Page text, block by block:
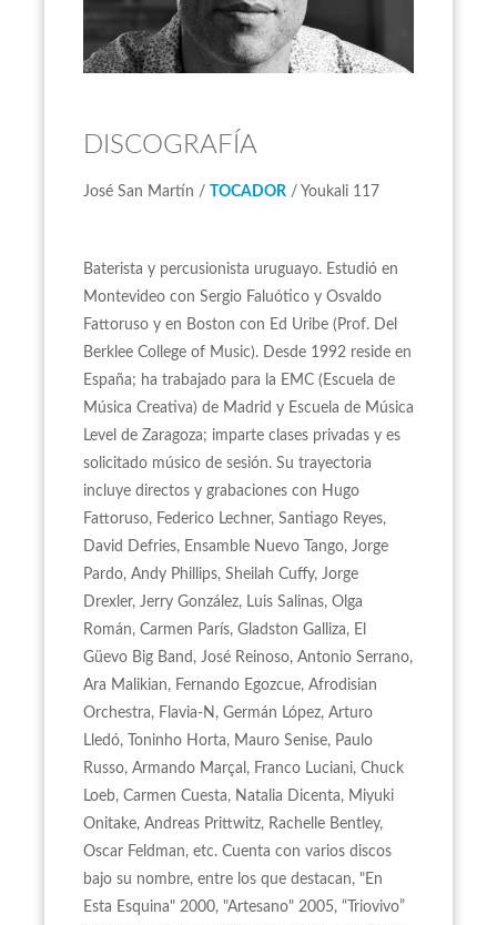
DISCOGRAFÍA
José San Martín / TOCADOR / Youkali 117
Baterista y percusionista uruguayo. Estudió en
Montevideo con Sergio Faluótico y Osvaldo
Fattoruso y en Boston con Ed Uribe (Prof. Del
Berklee College of Music). Desde 1992 reside en
España; ha trabajado para la EMC (Escuela de
Música Creativa) de Madrid y Escuela de Música
Level de Zaragoza; imparte clases privadas y es
solicitado músico de sesión. Su trayectoria
incluye directos y grabaciones con Hugo
Fattoruso, Federico Lechner, Santiago Reyes,
David Defries, Ensamble Nuevo Tango, Jorge
Pardo, Andy Phillips, Sheilah Cuffy, Jorge
Drexler, Jerry González, Luis Salinas, Olga
Román, Carmen París, Gladston Galliza, El
Güevo Big Band, José Reinoso, Antonio Serrano,
Ara Malikian, Fernando Egozcue, Afrodisian
Orchestra, Flavia-N, Germán López, Arturo
Lledó, Toninho Horta, Mauro Senise, Paulo
Russo, Armando Marçal, Franco Luciani, Chuck
Loeb, Carmen Cuesta, Natalia Dicenta, Miyuki
Onitake, Andreas Prittwitz, Rachelle Bentley,
Oscar Feldman, etc. Cuenta con varios discos
bajo su nombre, entre los que destacan, "En
Esta Esquina" 2000, "Artesano" 2005, “Triovivo”